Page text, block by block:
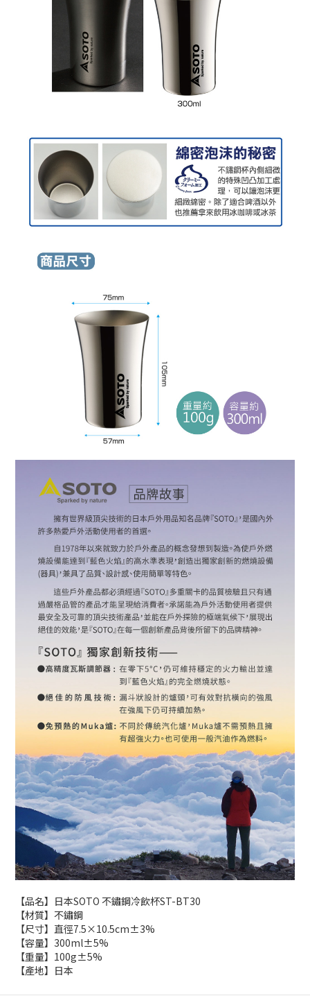
【品名】日本SOTO 不鏽鋼冷飲杯ST-BT30
【材質】不鏽鋼
【尺寸】直徑7.5×10.5cm±3%
【容量】300ml±5%
【重量】100g±5%
【產地】日本